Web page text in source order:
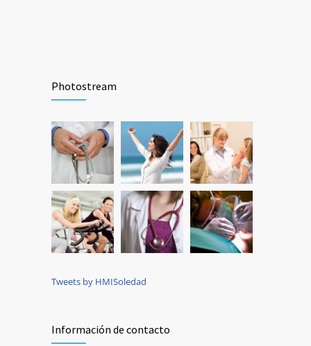
Photostream
Tweets by HMISoledad
Información de contacto